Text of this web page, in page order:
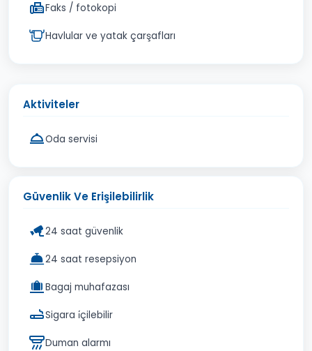
Faks / fotokopi
Havlular ve yatak çarşafları
Aktiviteler
Oda servisi
Güvenlik Ve Erişilebilirlik
24 saat güvenlik
24 saat resepsiyon
Bagaj muhafazası
Sigara i̇çilebilir
Duman alarmı